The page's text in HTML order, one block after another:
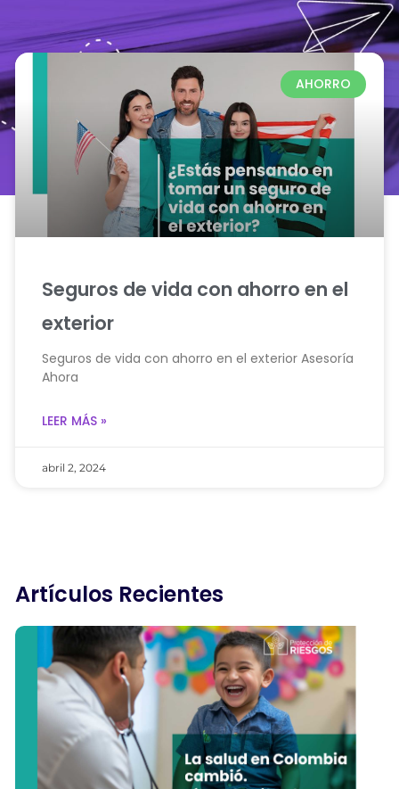
AHORRO
Seguros de vida con ahorro en el
exterior
Seguros de vida con ahorro en el exterior Asesoría
Ahora
LEER MÁS »
abril 2, 2024
Artículos Recientes